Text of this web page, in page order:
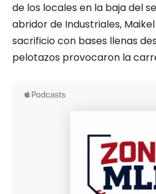
de los locales en la baja del
abridor de Industriales,
sacrificio con bases llenas
pelotazos provocaron la